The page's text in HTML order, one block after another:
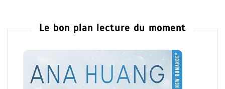
Le bon plan lecture du moment